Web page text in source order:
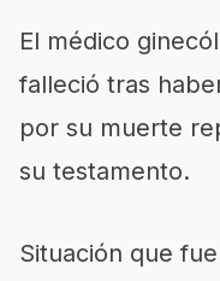
El médico
falleció tras
por su muerte
su testamento.
Situación que